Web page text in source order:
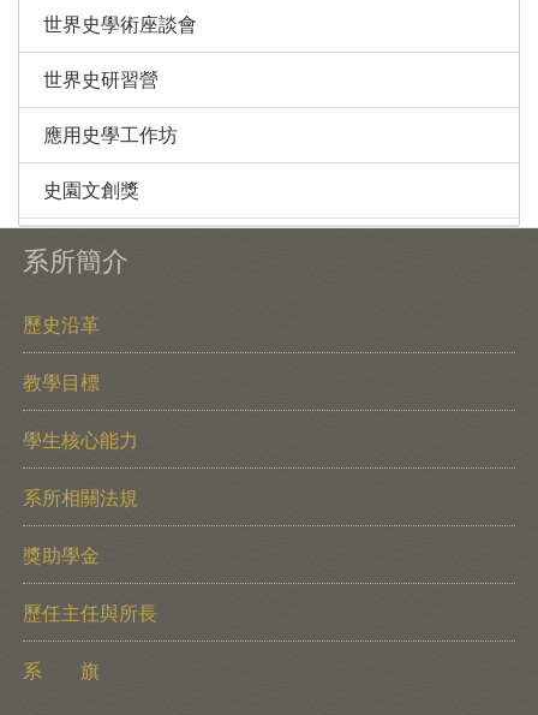
世界史學術座談會
世界史研習營
應用史學工作坊
史園文創獎
系所簡介
歷史沿革
教學目標
學生核心能力
系所相關法規
獎助學金
歷任主任與所長
系 旗